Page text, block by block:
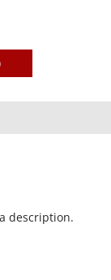
description.